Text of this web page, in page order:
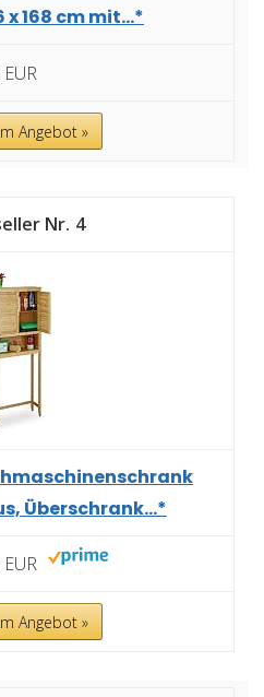
x 168 cm mit...*
Angebot »
4
Überschrank...*
Angebot »